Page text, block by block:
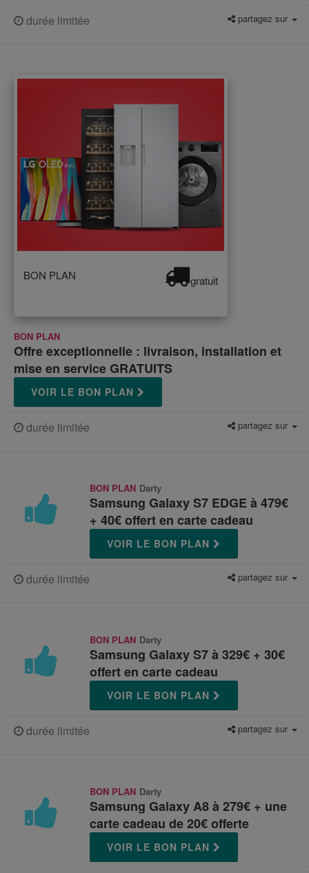
durée limitée partagez sur
BON PLAN gratuit
BON PLAN
Offre exceptionnelle : livraison, installation et
mise en service GRATUITS
VOIR LE BON PLAN
durée limitée partagez sur
BON PLAN Darty
Samsung Galaxy S7 EDGE à 479€
+ 40€ offert en carte cadeau
VOIR LE BON PLAN
durée limitée partagez sur
BON PLAN Darty
Samsung Galaxy S7 à 329€ + 30€
offert en carte cadeau
VOIR LE BON PLAN
durée limitée partagez sur
BON PLAN Darty
Samsung Galaxy A8 à 279€ + une
carte cadeau de 20€ offerte
VOIR LE BON PLAN